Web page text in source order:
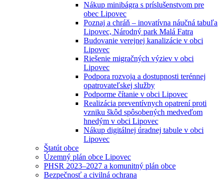
Nákup minibágra s príslušenstvom pre
obec Lipovec
Poznaj a chráň – inovatívna náučná tabuľa
Lipovec, Národný park Malá Fatra
Budovanie verejnej kanalizácie v obci
Lipovec
Riešenie migračných výziev v obci
Lipovec
Podpora rozvoja a dostupnosti terénnej
opatrovateľskej služby
Podporme čítanie v obci Lipovec
Realizácia preventívnych opatrení proti
vzniku škôd spôsobených medveďom
hnedým v obci Lipovec
Nákup digitálnej úradnej tabule v obci
Lipovec
Štatút obce
Územný plán obce Lipovec
PHSR 2023–2027 a komunitný plán obce
Bezpečnosť a civilná ochrana